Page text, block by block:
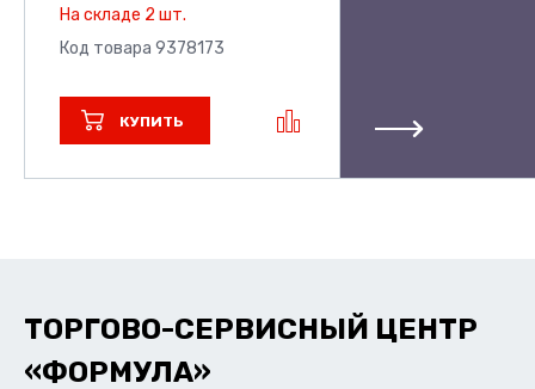
На складе 2 шт.
Код товара 9378173
КУПИТЬ
ТОРГОВО-СЕРВИСНЫЙ ЦЕНТР
«ФОРМУЛА»